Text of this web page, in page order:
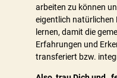
arbeiten zu können
eigentlich natürlichen
lernen, damit die
Erfahrungen und
transferiert bzw.